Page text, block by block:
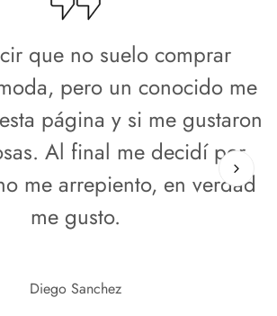
que no suelo comprar
pero un conocido me
página y si me gustaron
Al final me decidí por
me arrepiento, en verdad
me gusto.
Diego Sanchez